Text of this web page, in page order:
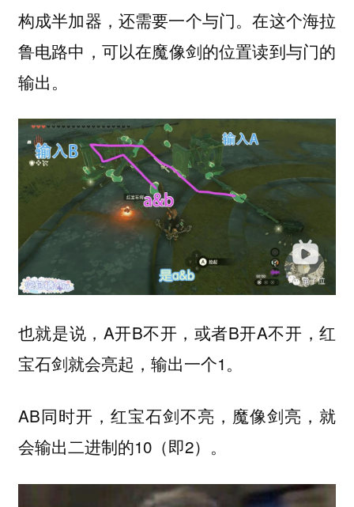
构成半加器，还需要一个与门。在这个海拉
鲁电路中，可以在魔像剑的位置读到与门的
输出。
也就是说，A开B不开，或者B开A不开，红
宝石剑就会亮起，输出一个1。
AB同时开，红宝石剑不亮，魔像剑亮，就
会输出二进制的10（即2）。